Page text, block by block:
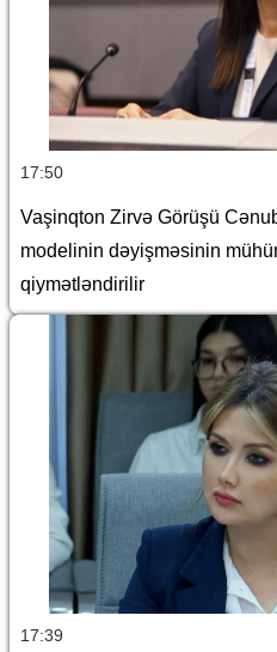
17:50
Vaşinqton Zirvə Görüşü
modelinin dəyişməsinin
qiymətləndirilir
17:39